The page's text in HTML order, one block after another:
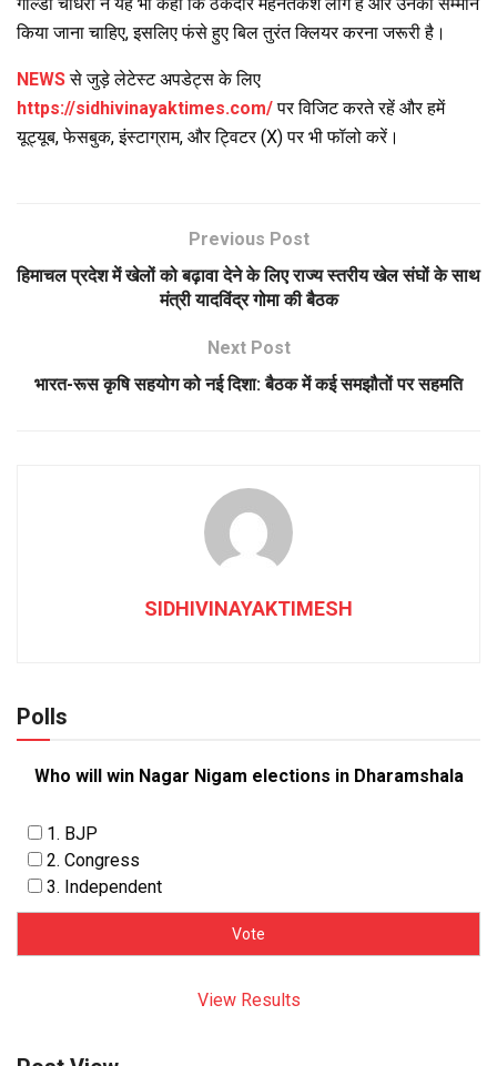
किया जाना चाहिए, इसलिए फंसे हुए बिल तुरंत क्लियर करना जरूरी है।
NEWSसे जुड़े लेटेस्ट अपडेट्स के लिए
https://sidhivinayaktimes.com/पर विजिट करते रहें और हमें
यूट्यूब, फेसबुक, इंस्टाग्राम, और ट्विटर (X) पर भी फॉलो करें।
Previous Post
हिमाचल प्रदेश में खेलों को बढ़ावा देने के लिए राज्य स्तरीय खेल संघों के साथ
मंत्री यादविंद्र गोमा की बैठक
Next Post
भारत-रूस कृषि सहयोग को नई दिशा: बैठक में कई समझौतों पर सहमति
SIDHIVINAYAKTIMESH
Polls
Who will win Nagar Nigam elections in Dharamshala
1. BJP
2. Congress
3. Independent
View Results